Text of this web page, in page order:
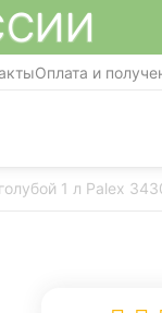
Оплата и
1 л Palex